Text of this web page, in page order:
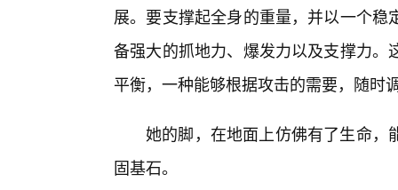
展。要支撑起全身的重量，并以一个
备强大的抓地力、爆发力以及支撑力
平衡，一种能够根据攻击的需要，随时
她的脚，在地面上仿佛有了生命，
固基石。